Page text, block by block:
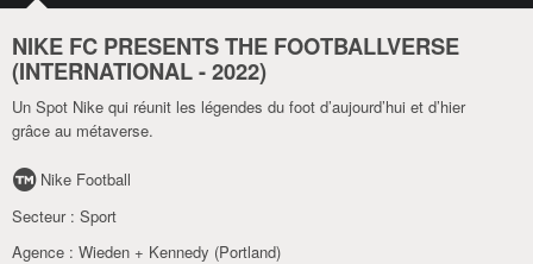
NIKE FC PRESENTS THE FOOTBALLVERSE
(INTERNATIONAL-2022)
Un Spot Nike qui réunit les légendes du foot d’aujourd’hui et d’hier
grâce au métaverse.
Nike Football
Secteur : Sport
Agence : Wieden + Kennedy (Portland)